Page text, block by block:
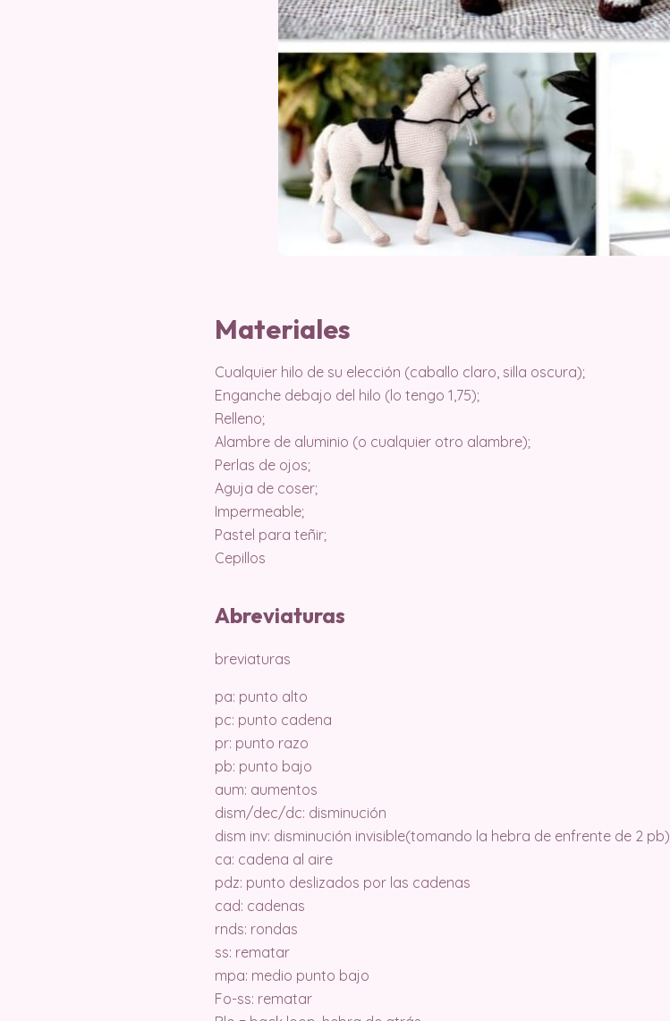
Materiales
Cualquier hilo de su elección (caballo claro, silla oscura);
Enganche debajo del hilo (lo tengo 1,75);
Relleno;
Alambre de aluminio (o cualquier otro alambre);
Perlas de ojos;
Aguja de coser;
Impermeable;
Pastel para teñir;
Cepillos
Abreviaturas
breviaturas
pa: punto alto
pc: punto cadena
pr: punto razo
pb: punto bajo
aum: aumentos
dism/dec/dc: disminución
dism inv: disminución invisible(tomando la hebra de enfrente de 2 pb)
ca: cadena al aire
pdz: punto deslizados por las cadenas
cad: cadenas
rnds: rondas
ss: rematar
mpa: medio punto bajo
Fo-ss: rematar